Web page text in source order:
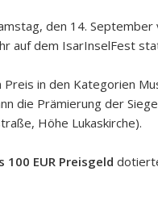
den 14. September
auf dem IsarInselFest
in den Kategorien
die Prämierung der
Höhe Lukaskirche).
100 EUR Preisgeld